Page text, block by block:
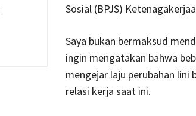
Sosial (BPJS)
Saya bukan bermaksud
ingin mengatakan bahwa
mengejar laju perubahan lini
relasi kerja saat ini.